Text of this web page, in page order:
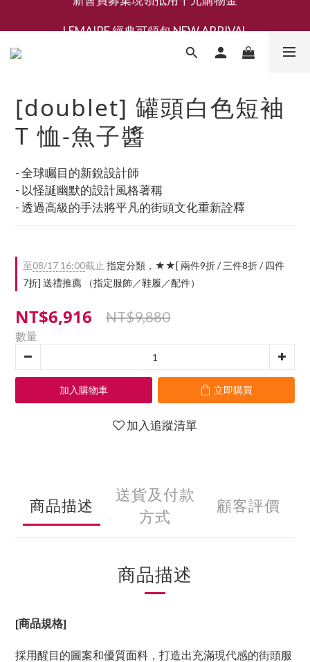
LEMAIRE 經典可頌包 NEW ARRIVAL
香氛 / 家居 / 餐廚 [ 全館折上兩件9折，三件享85折 】
[doublet] 罐頭白色短袖
T 恤-魚子醬
- 全球矚目的新銳設計師
- 以怪誕幽默的設計風格著稱
- 透過高級的手法將平凡的街頭文化重新詮釋
至08/17 16:00截止 指定分類，★★[ 兩件9折 / 三件8折 / 四件
7折] 送禮推薦 （指定服飾／鞋履／配件）
NT$6,916 NT$9,880
數量
加入購物車 立即購買
加入追蹤清單
商品描述
送貨及付款
方式
顧客評價
商品描述
[商品規格]
採用醒目的圖案和優質面料，打造出充滿現代感的街頭服